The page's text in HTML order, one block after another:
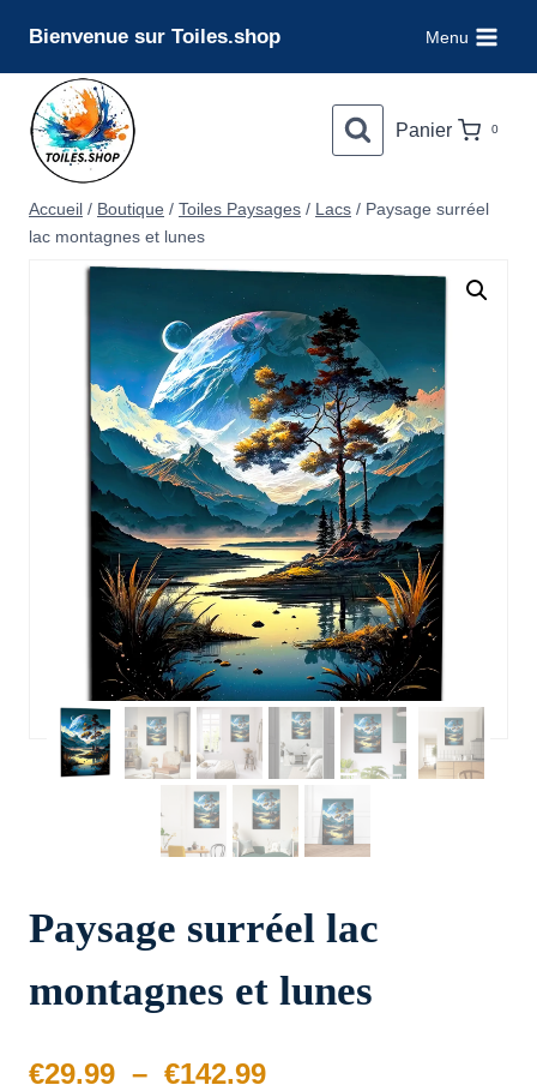
contenu
Bienvenue sur Toiles.shop Menu
Panier 0
Accueil / Boutique / Toiles Paysages / Lacs / Paysage surréel
lac montagnes et lunes
Paysage surréel lac
montagnes et lunes
€29.99 – €142.99Plage